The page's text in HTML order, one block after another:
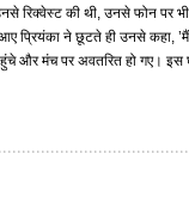
रिक्वेस्ट की थी, उनसे फोन पर
ने छूटते ही उनसे कहा,
और मंच पर अवतरित हो गए।